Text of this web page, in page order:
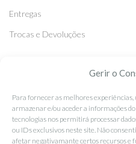
Gerir o
Para fornecer as melhores
armazenar e/ou aceder a informações
tecnologias nos permitirá processar
ou IDs exclusivos neste site. Não
afetar negativamante certos recursos e
Entregas
Trocas e Devoluções
Facebook
Instagram
Pinterest